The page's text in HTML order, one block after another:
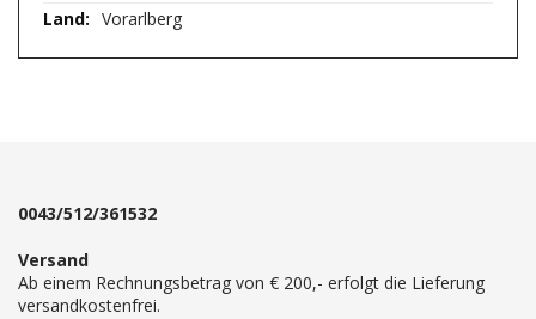
Vorarlberg
0043/512/361532
Versand
Ab einem Rechnungsbetrag von € 200,- erfolgt die Lieferung
versandkostenfrei.